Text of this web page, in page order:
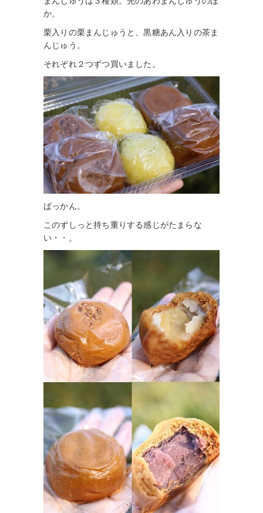
か。
栗入りの栗まんじゅうと、黒糖あん入りの茶ま
んじゅう。
それぞれ２つずつ買いました。
ぱっかん。
このずしっと持ち重りする感じがたまらな
い・・。